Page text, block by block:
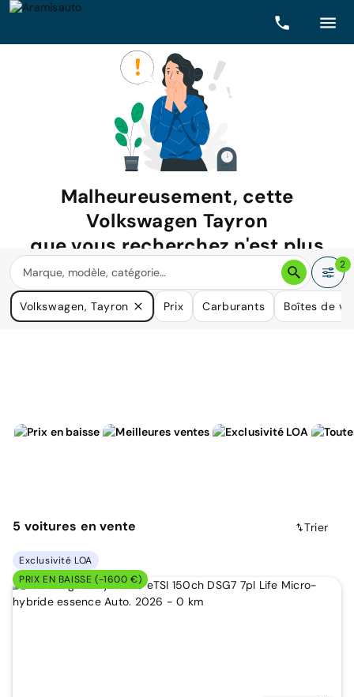
Malheureusement, cette
Volkswagen Tayron
que vous recherchez n'est plus
disponible.
Nous avons de nombreuses voitures qui pourraient répondre
à vos besoins.
2
Volkswagen, Tayron Prix Carburants Boîtes de
5 voitures en vente Trier
Exclusivité LOA
PRIX EN BAISSE (-1600 €)